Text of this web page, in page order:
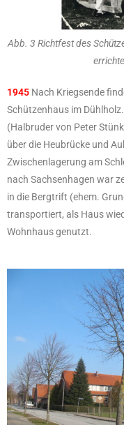
Abb. 3 Richtfest des
1945 Nach Kriegsende
Schützenhaus im
(Halbruder von Peter
über die Heubrücke und
Zwischenlagerung am
nach Sachsenhagen war
in die Bergtrift (ehem.
transportiert, als Haus
Wohnhaus genutzt.